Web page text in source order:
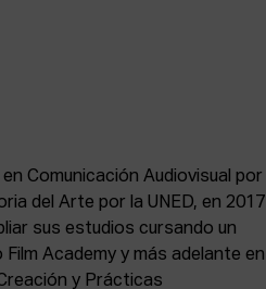
Comunicación Audiovisual por
del Arte por la UNED, en 2017
sus estudios cursando un
Academy y más adelante en
y Prácticas